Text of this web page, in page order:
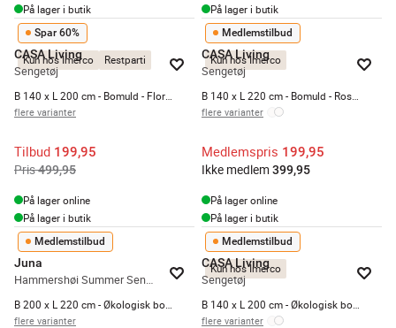
På lager i butik
På lager i butik
Kun hos Imerco Restparti
Spar 60%
CASA Living
Sengetøj
flere varianter
Tilbud 199,95
Pris499,95
På lager online
På lager i butik
Kun hos Imerco
Medlemstilbud
CASA Living
Sengetøj
flere varianter
Medlemspris 199,95
Ikke medlem 399,95
På lager online
På lager i butik
Medlemstilbud
Juna
Hammershøi Summer Sengetøj
flere varianter
Kun hos Imerco
Medlemstilbud
CASA Living
Sengetøj
flere varianter